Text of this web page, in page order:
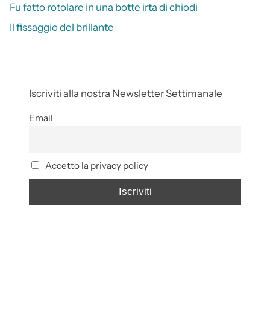
Fu fatto rotolare in una botte irta di chiodi
Il fissaggio del brillante
Iscriviti alla nostra Newsletter Settimanale
Email
Accetto la privacy policy